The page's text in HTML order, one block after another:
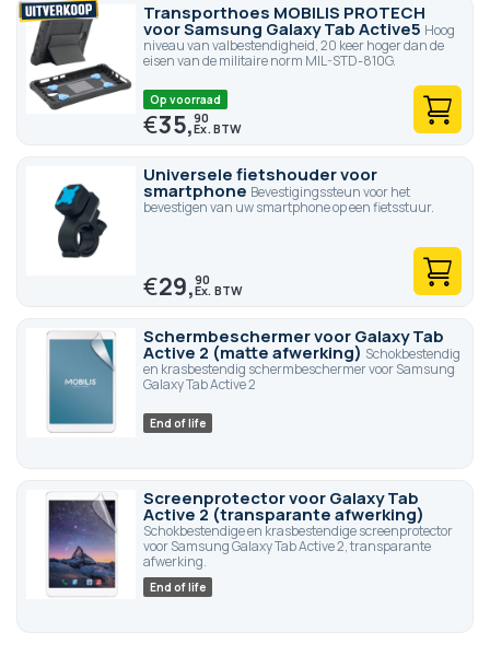
Transporthoes MOBILIS PROTECH
voor Samsung Galaxy Tab Active5 Hoog
niveau van valbestendigheid, 20 keer hoger dan de
eisen van de militaire norm MIL-STD-810G.
Op voorraad
€35,90
Universele fietshouder voor
smartphone Bevestigingssteun voor het
bevestigen van uw smartphone op een fietsstuur.
€29,90
Schermbeschermer voor Galaxy Tab
Active 2 (matte afwerking) Schokbestendig
en krasbestendig schermbeschermer voor Samsung
Galaxy Tab Active 2
End of life
Screenprotector voor Galaxy Tab
Active 2 (transparante afwerking)
Schokbestendige en krasbestendige screenprotector
voor Samsung Galaxy Tab Active 2, transparante
afwerking.
End of life